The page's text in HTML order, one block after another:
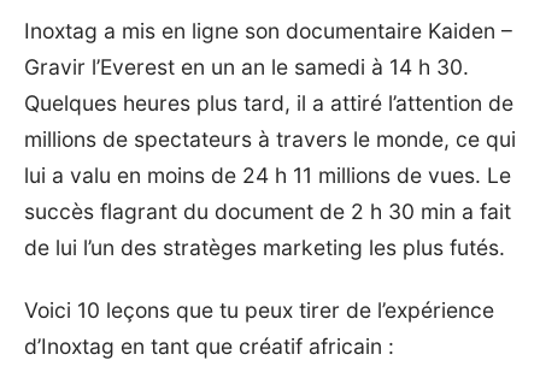
Inoxtag a mis en ligne son documentaire Kaiden –
Gravir l’Everest en un an le samedi à 14 h 30.
Quelques heures plus tard, il a attiré l’attention de
millions de spectateurs à travers le monde, ce qui
lui a valu en moins de 24 h 11 millions de vues. Le
succès flagrant du document de 2 h 30 min a fait
de lui l’un des stratèges marketing les plus futés.
Voici 10 leçons que tu peux tirer de l’expérience
d’Inoxtag en tant que créatif africain :